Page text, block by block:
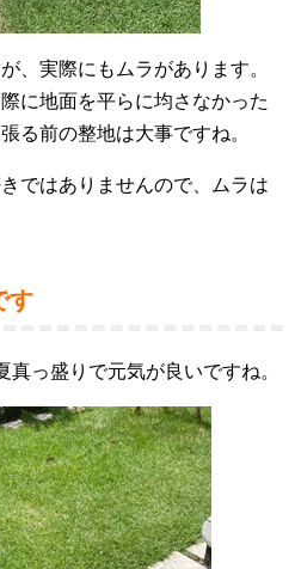
、実際にもムラがあります。
に地面を平らに均さなかった
る前の整地は大事ですね。
ではありませんので、ムラは
す
っ盛りで元気が良いですね。